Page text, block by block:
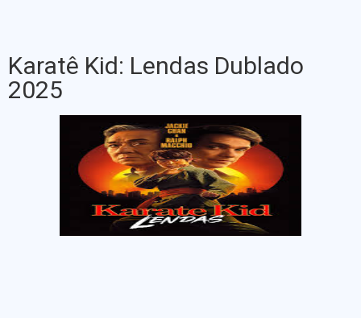
Karatê Kid: Lendas Dublado
2025